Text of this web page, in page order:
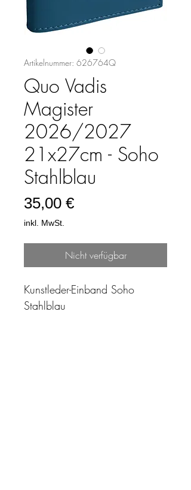
Artikelnummer: 626764Q
Quo Vadis
Magister
2026/2027
21x27cm - Soho
Stahlblau
35,00 €Preis
inkl. MwSt.
Nicht verfügbar
Kunstleder-Einband Soho
Stahlblau